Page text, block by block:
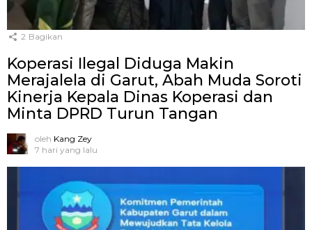
2 Bagikan
Koperasi Ilegal Diduga Makin
Merajalela di Garut, Abah Muda Soroti
Kinerja Kepala Dinas Koperasi dan
Minta DPRD Turun Tangan
oleh Kang Zey
7 hari yang lalu